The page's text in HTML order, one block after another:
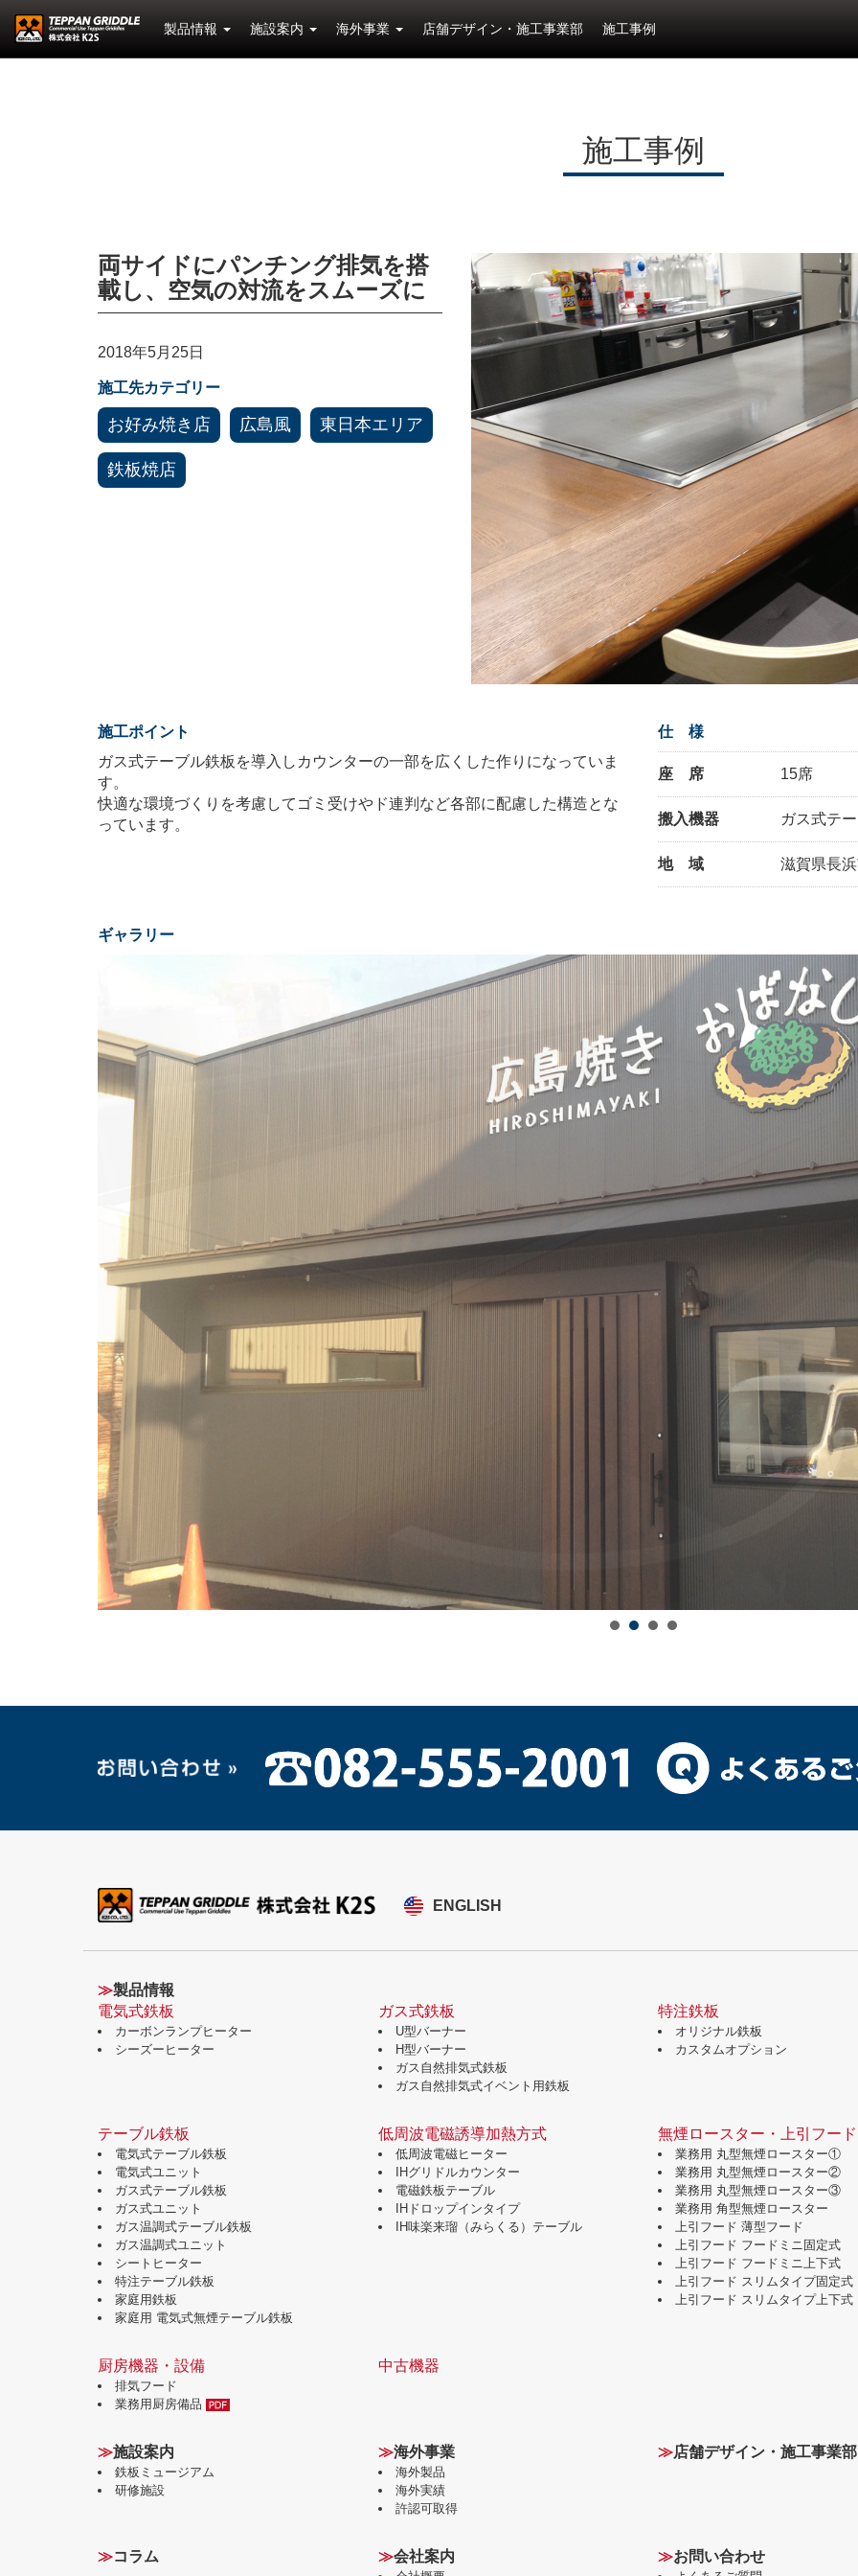
製品情報 施設案内 海外事業 店舗デザイン・施工事業部 施工事例
施工事例
両サイドにパンチング排気を搭
載し、空気の対流をスムーズに
2018年5月25日
施工先カテゴリー
お好み焼き店 広島風 東日本エリア
鉄板焼店
施工ポイント
ガス式テーブル鉄板を導入しカウンターの一部を広くした作りになっていま
す。
快適な環境づくりを考慮してゴミ受けやド連判など各部に配慮した構造とな
っています。
仕 様
座 席 15席
搬入機器 ガス式テ
地 域 滋賀県長
ギャラリー
ENGLISH
≫製品情報
電気式鉄板
カーボンランプヒーター
シーズーヒーター
ガス式鉄板
U型バーナー
H型バーナー
ガス自然排気式鉄板
ガス自然排気式イベント用鉄板
特注鉄板
オリジナル鉄板
カスタムオプション
テーブル鉄板
電気式テーブル鉄板
電気式ユニット
ガス式テーブル鉄板
ガス式ユニット
ガス温調式テーブル鉄板
ガス温調式ユニット
シートヒーター
特注テーブル鉄板
家庭用鉄板
家庭用 電気式無煙テーブル鉄板
低周波電磁誘導加熱方式
低周波電磁ヒーター
IHグリドルカウンター
電磁鉄板テーブル
IHドロップインタイプ
IH味楽来瑠（みらくる）テーブル
無煙ロースター・上引フード
業務用 丸型無煙ロースター①
業務用 丸型無煙ロースター②
業務用 丸型無煙ロースター③
業務用 角型無煙ロースター
上引フード 薄型フード
上引フード フードミニ固定式
上引フード フードミニ上下式
上引フード スリムタイプ固定式
上引フード スリムタイプ上下式
厨房機器・設備
排気フード
業務用厨房備品
中古機器
≫施設案内
鉄板ミュージアム
研修施設
≫海外事業
海外製品
海外実績
許認可取得
≫店舗デザイン・施工事業部
≫コラム ≫会社案内 ≫お問い合わせ